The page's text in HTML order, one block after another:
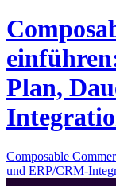
Plan,
Composable
und ERP/CRM-